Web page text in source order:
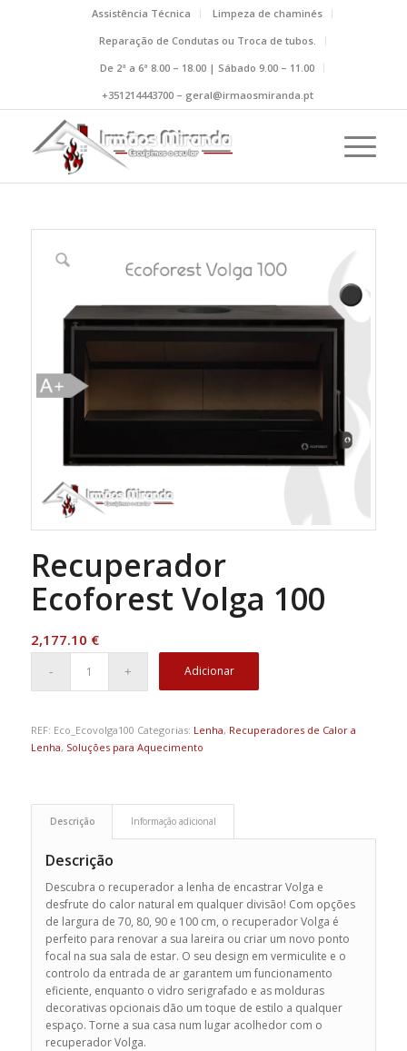
Assistência Técnica
Limpeza de chaminés
Reparação de Condutas ou Troca de tubos.
De 2ª a 6ª 8.00 – 18.00 | Sábado 9.00 – 11.00
+351214443700 – geral@irmaosmiranda.pt
Recuperador
Ecoforest Volga 100
2,177.10 €
Adicionar
REF: Eco_Ecovolga100 Categorias: Lenha, Recuperadores de Calor a
Lenha, Soluções para Aquecimento
Descrição Informação adicional
Descrição
Descubra o recuperador a lenha de encastrar Volga e
desfrute do calor natural em qualquer divisão! Com opções
de largura de 70, 80, 90 e 100 cm, o recuperador Volga é
perfeito para renovar a sua lareira ou criar um novo ponto
focal na sua sala de estar. O seu design em vermiculite e o
controlo da entrada de ar garantem um funcionamento
eficiente, enquanto o vidro serigrafado e as molduras
decorativas opcionais dão um toque de estilo a qualquer
espaço. Torne a sua casa num lugar acolhedor com o
recuperador Volga.